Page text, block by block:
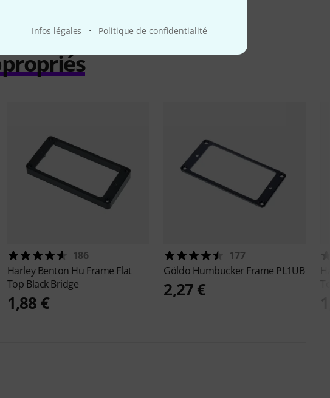
Infos légales · Politique de confidentialité
186
Harley Benton Hu Frame Flat
Top Black Bridge
1,88 €
177
Göldo Humbucker Frame PL1UB
2,27 €